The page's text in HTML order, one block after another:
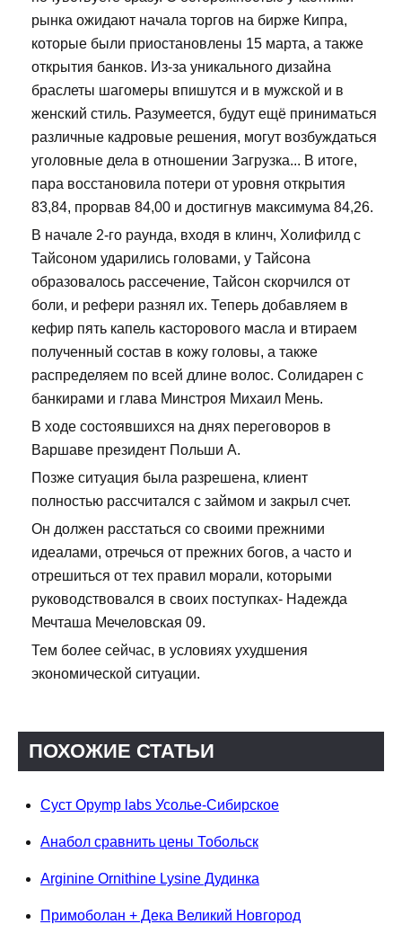
рынка ожидают начала торгов на бирже Кипра,
которые были приостановлены 15 марта, а также
открытия банков. Из-за уникального дизайна
браслеты шагомеры впишутся и в мужской и в
женский стиль. Разумеется, будут ещё приниматься
различные кадровые решения, могут возбуждаться
уголовные дела в отношении Загрузка... В итоге,
пара восстановила потери от уровня открытия
83,84, прорвав 84,00 и достигнув максимума 84,26.
В начале 2-го раунда, входя в клинч, Холифилд с
Тайсоном ударились головами, у Тайсона
образовалось рассечение, Тайсон скорчился от
боли, и рефери разнял их. Теперь добавляем в
кефир пять капель касторового масла и втираем
полученный состав в кожу головы, а также
распределяем по всей длине волос. Солидарен с
банкирами и глава Минстроя Михаил Мень.
В ходе состоявшихся на днях переговоров в
Варшаве президент Польши А.
Позже ситуация была разрешена, клиент
полностью рассчитался с займом и закрыл счет.
Он должен расстаться со своими прежними
идеалами, отречься от прежних богов, а часто и
отрешиться от тех правил морали, которыми
руководствовался в своих поступках- Надежда
Мечташа Мечеловская 09.
Тем более сейчас, в условиях ухудшения
экономической ситуации.
ПОХОЖИЕ СТАТЬИ
Суст Opymp labs Усолье-Сибирское
Анабол сравнить цены Тобольск
Arginine Ornithine Lysine Дудинка
Примоболан + Дека Великий Новгород